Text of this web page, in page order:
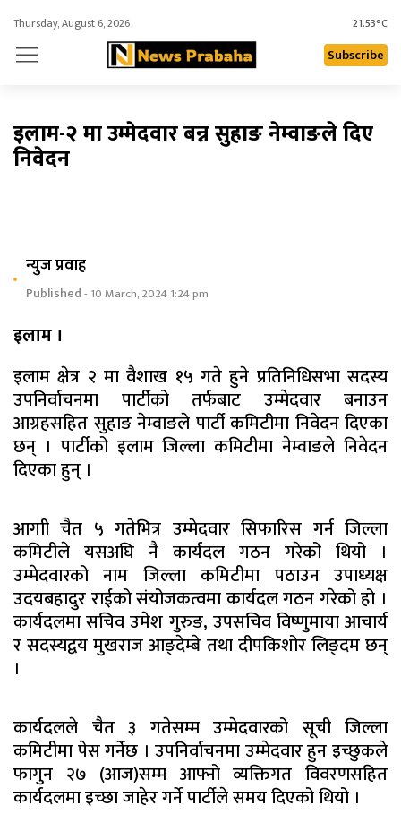
Thursday, August 6, 2026 21.53°C
Subscribe
इलाम-२ मा उम्मेदवार बन्न सुहाङ नेम्वाङले दिए
निवेदन
न्युज प्रवाह
Published- 10 March, 2024 1:24 pm
इलाम ।
इलाम क्षेत्र २ मा वैशाख १५ गते हुने प्रतिनिधिसभा सदस्य
उपनिर्वाचनमा पार्टीको तर्फबाट उम्मेदवार बनाउन
आग्रहसहित सुहाङ नेम्वाङले पार्टी कमिटीमा निवेदन दिएका
छन् । पार्टीको इलाम जिल्ला कमिटीमा नेम्वाङले निवेदन
दिएका हुन् ।
आगाी चैत ५ गतेभित्र उम्मेदवार सिफारिस गर्न जिल्ला
कमिटीले यसअघि नै कार्यदल गठन गरेको थियो ।
उम्मेदवारको नाम जिल्ला कमिटीमा पठाउन उपाध्यक्ष
उदयबहादुर राईको संयोजकत्वमा कार्यदल गठन गरेको हो ।
कार्यदलमा सचिव उमेश गुरुङ, उपसचिव विष्णुमाया आचार्य
र सदस्यद्वय मुखराज आङ्देम्बे तथा दीपकिशोर लिङ्दम छन्
।
कार्यदलले चैत ३ गतेसम्म उम्मेदवारको सूची जिल्ला
कमिटीमा पेस गर्नेछ । उपनिर्वाचनमा उम्मेदवार हुन इच्छुकले
फागुन २७ (आज)सम्म आफ्नो व्यक्तिगत विवरणसहित
कार्यदलमा इच्छा जाहेर गर्ने पार्टीले समय दिएको थियो ।